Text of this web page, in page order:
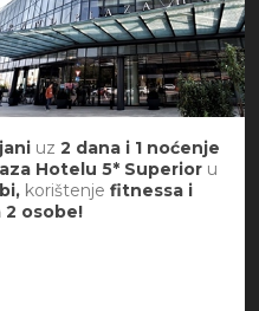
uz 2 dana i 1 noćenje
Hotelu 5* Superior u
korištenje fitnessa i
2 osobe!